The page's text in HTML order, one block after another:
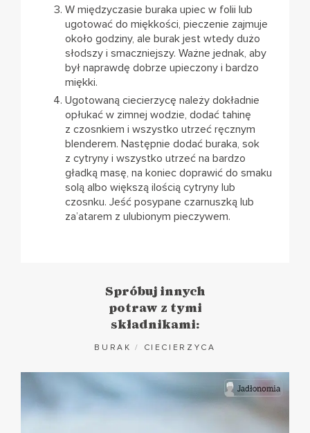
W międzyczasie buraka upiec w folii lub
ugotować do miękkości, pieczenie zajmuje
około godziny, ale burak jest wtedy dużo
słodszy i smaczniejszy. Ważne jednak, aby
był naprawdę dobrze upieczony i bardzo
miękki.
Ugotowaną ciecierzycę należy dokładnie
opłukać w zimnej wodzie, dodać tahinę
z czosnkiem i wszystko utrzeć ręcznym
blenderem. Następnie dodać buraka, sok
z cytryny i wszystko utrzeć na bardzo
gładką masę, na koniec doprawić do smaku
solą albo większą ilością cytryny lub
czosnku. Jeść posypane czarnuszką lub
za’atarem z ulubionym pieczywem.
Spróbuj innych
potraw z tymi
składnikami:
BURAK / CIECIERZYCA